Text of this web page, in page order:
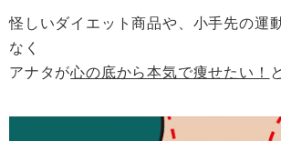
怪しいダイエット商品や、小手先の運
なく
アナタが心の底から本気で痩せたい！